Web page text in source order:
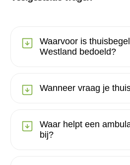
Waarvoor is
Westland bedoeld?
Wanneer vraag je
Waar helpt een
bij?